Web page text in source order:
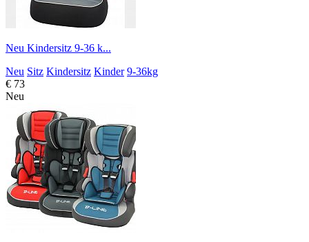
Neu Kindersitz 9-36 k...
Neu Sitz Kindersitz Kinder 9-36kg
€ 73
Neu